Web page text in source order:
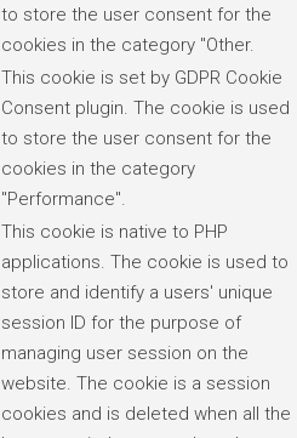
to store the user consent for the
cookies in the category "Other.
This cookie is set by GDPR Cookie
Consent plugin. The cookie is used
to store the user consent for the
cookies in the category
"Performance".
This cookie is native to PHP
applications. The cookie is used to
store and identify a users' unique
session ID for the purpose of
managing user session on the
website. The cookie is a session
cookies and is deleted when all the